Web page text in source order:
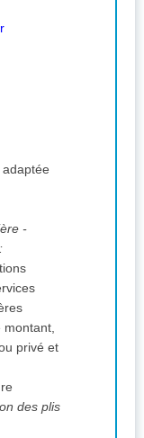
-
montant,
privé et
des plis